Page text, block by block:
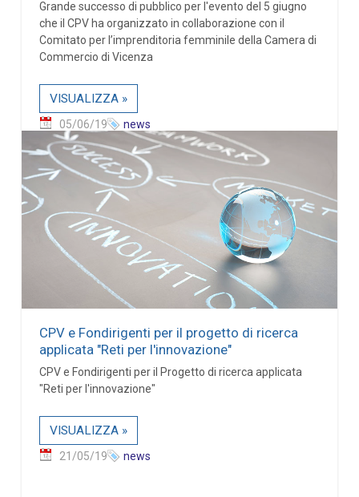
Grande successo di pubblico per l'evento del 5 giugno
che il CPV ha organizzato in collaborazione con il
Comitato per l’imprenditoria femminile della Camera di
Commercio di Vicenza
VISUALIZZA »
05/06/19 news
CPV e Fondirigenti per il progetto di ricerca
applicata "Reti per l'innovazione"
CPV e Fondirigenti per il Progetto di ricerca applicata
"Reti per l'innovazione"
VISUALIZZA »
21/05/19 news